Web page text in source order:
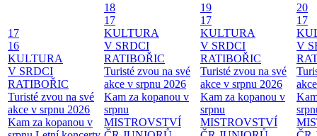
17
16
KULTURA
V SRDCI
RATIBOŘIC
Turisté zvou na své
akce v srpnu 2026
Kam za kopanou v
18
17
KULTURA
V SRDCI
RATIBOŘIC
Turisté zvou na své
akce v srpnu 2026
Kam za kopanou v
srpnu
MISTROVSTVÍ
19
17
KULTURA
V SRDCI
RATIBOŘIC
Turisté zvou na své
akce v srpnu 2026
Kam za kopanou v
srpnu
MISTROVSTVÍ
20
17
V